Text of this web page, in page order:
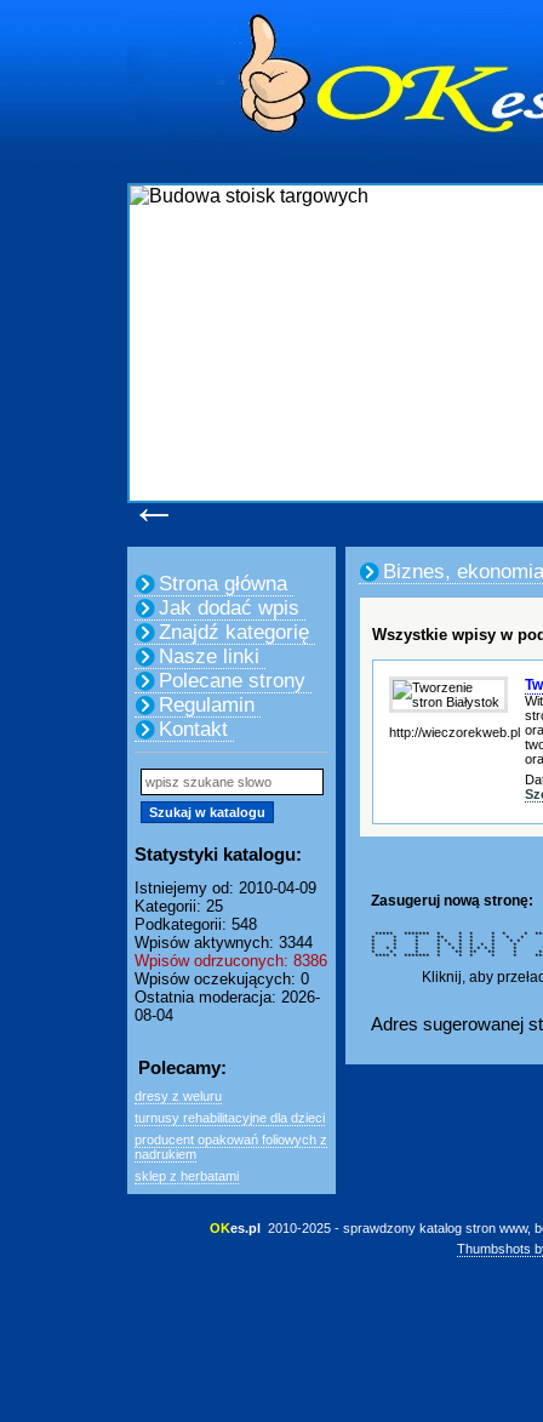
←
Strona główna
Jak dodać wpis
Znajdź kategorię
Nasze linki
Polecane strony
Regulamin
Kontakt
Statystyki katalogu:
Istniejemy od: 2010-04-09
Kategorii: 25
Podkategorii: 548
Wpisów aktywnych: 3344
Wpisów odrzuconych: 8386
Wpisów oczekujących: 0
Ostatnia moderacja: 2026-
08-04
Polecamy:
dresy z weluru
turnusy rehabilitacyjne dla dzieci
producent opakowań foliowych z
nadrukiem
sklep z herbatami
Biznes, ekonomia
Wszystkie wpisy w
http://wieczorekweb.pl
Zasugeruj nową stronę:
***** ******* * * * * * *
* * * ** * * * * *
* * * * * * * * * *
* * * * * * * * * *
* * * * * * * * * * *
* * * * ** ** ** *
**** * ******* * * * * *
Kliknij, aby
Adres sugerowanej
OKes.pl 2010-2025 - sprawdzony katalog stron www,
Thumbshots